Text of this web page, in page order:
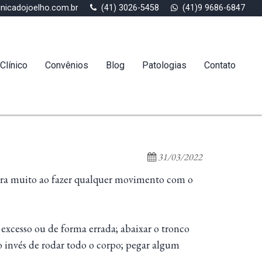
(41) 3026-5458 (41)9 9686-6847
Convênios Blog Patologias Contato
31/03/2022
muito ao fazer qualquer movimento com o
ou de forma errada; abaixar o tronco
invés de rodar todo o corpo; pegar algum